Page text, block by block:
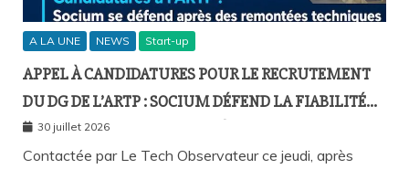
A LA UNE NEWS Start-up
APPEL À CANDIDATURES POUR LE RECRUTEMENT
DU DG DE L’ARTP : SOCIUM DÉFEND LA FIABILITÉ
DE SA PLATEFORME MALGRÉ PLUSIEURS
REMONTÉES TECHNIQUES
30 juillet 2026
Contactée par Le Tech Observateur ce jeudi, après